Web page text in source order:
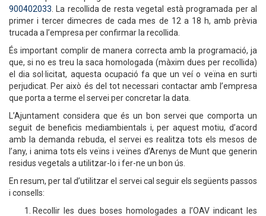
900402033 . La recollida de resta vegetal està programada per al
primer i tercer dimecres de cada mes de 12 a 18 h, amb prèvia
trucada a l’empresa per confirmar la recollida.
És important complir de manera correcta amb la programació, ja
que, si no es treu la saca homologada (màxim dues per recollida)
el dia sol·licitat, aquesta ocupació fa que un veí o veïna en surti
perjudicat. Per això és del tot necessari contactar amb l’empresa
que porta a terme el servei per concretar la data.
L’Ajuntament considera que és un bon servei que comporta un
seguit de beneficis mediambientals i, per aquest motiu, d’acord
amb la demanda rebuda, el servei es realitza tots els mesos de
l’any, i anima tots els veïns i veïnes d’Arenys de Munt que generin
residus vegetals a utilitzar-lo i fer-ne un bon ús.
En resum, per tal d’utilitzar el servei cal seguir els següents passos
i consells:
Recollir les dues boses homologades a l’OAV indicant les